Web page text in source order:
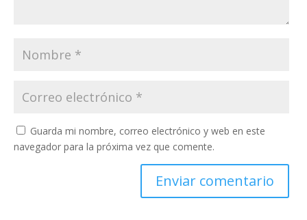
Guarda mi nombre, correo electrónico y web en este
navegador para la próxima vez que comente.